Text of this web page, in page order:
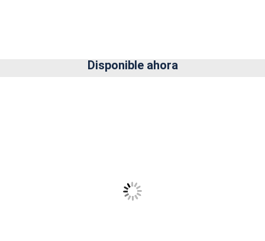
Disponible ahora